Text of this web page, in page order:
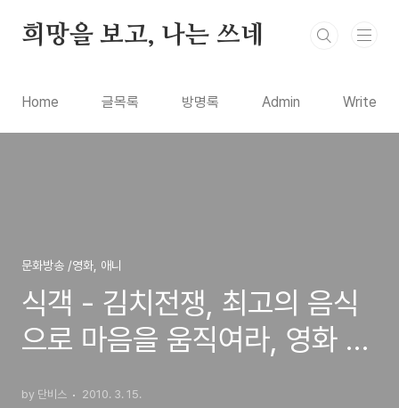
희망을 보고, 나는 쓰네
Home 글목록 방명록 Admin Write
문화방송 /영화, 애니
식객 - 김치전쟁, 최고의 음식
으로 마음을 움직여라, 영화 리
by 단비스 2010. 3. 15.